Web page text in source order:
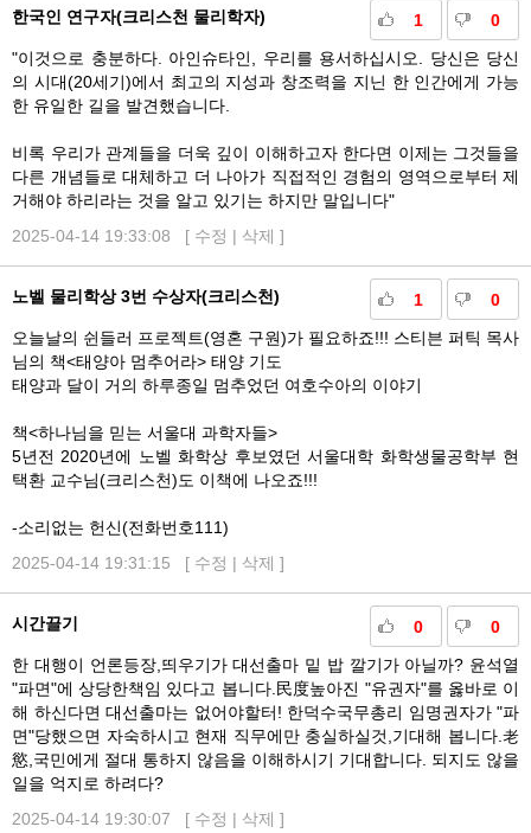
1 0
한국인 연구자(크리스천 물리학자)
"이것으로 충분하다. 아인슈타인, 우리를 용서하십시오. 당신은 당신
의 시대(20세기)에서 최고의 지성과 창조력을 지닌 한 인간에게 가능
한 유일한 길을 발견했습니다.
비록 우리가 관계들을 더욱 깊이 이해하고자 한다면 이제는 그것들을
다른 개념들로 대체하고 더 나아가 직접적인 경험의 영역으로부터 제
거해야 하리라는 것을 알고 있기는 하지만 말입니다"
2025-04-14 19:33:08 [ 수정 | 삭제 ]
1 0
노벨 물리학상 3번 수상자(크리스천)
오늘날의 쉰들러 프로젝트(영혼 구원)가 필요하죠!!! 스티븐 퍼틱 목사
님의 책<태양아 멈추어라> 태양 기도
태양과 달이 거의 하루종일 멈추었던 여호수아의 이야기
책<하나님을 믿는 서울대 과학자들>
5년전 2020년에 노벨 화학상 후보였던 서울대학 화학생물공학부 현
택환 교수님(크리스천)도 이책에 나오죠!!!
-소리없는 헌신(전화번호111)
2025-04-14 19:31:15 [ 수정 | 삭제 ]
0 0
시간끌기
한 대행이 언론등장,띄우기가 대선출마 밑 밥 깔기가 아닐까? 윤석열
"파면"에 상당한책임 있다고 봅니다.民度높아진 "유권자"를 옳바로 이
해 하신다면 대선출마는 없어야할터! 한덕수국무총리 임명권자가 "파
면"당했으면 자숙하시고 현재 직무에만 충실하실것,기대해 봅니다.老
慾,국민에게 절대 통하지 않음을 이해하시기 기대합니다. 되지도 않을
일을 억지로 하려다?
2025-04-14 19:30:07 [ 수정 | 삭제 ]